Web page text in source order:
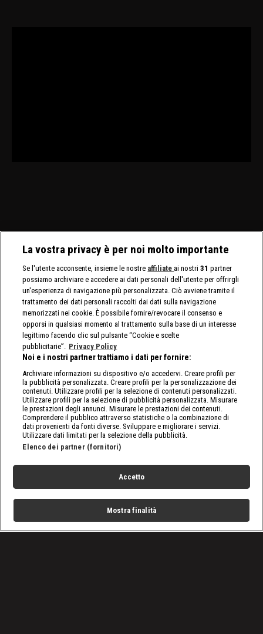
La vostra privacy è per noi molto importante
Se l'utente acconsente, insieme le nostre affiliate ai nostri31 partner
possiamo archiviare e accedere ai dati personali dell'utente per offrirgli
un'esperienza di navigazione più personalizzata. Ciò avviene tramite il
trattamento dei dati personali raccolti dai dati sulla navigazione
memorizzati nei cookie. È possibile fornire/revocare il consenso e
opporsi in qualsiasi momento al trattamento sulla base di un interesse
legittimo facendo clic sul pulsante “Cookie e scelte
pubblicitarie”. Privacy Policy
Noi e i nostri partner trattiamo i dati per fornire:
Archiviare informazioni su dispositivo e/o accedervi. Creare profili per
la pubblicità personalizzata. Creare profili per la personalizzazione dei
contenuti. Utilizzare profili per la selezione di contenuti personalizzati.
Utilizzare profili per la selezione di pubblicità personalizzata. Misurare
le prestazioni degli annunci. Misurare le prestazioni dei contenuti.
Comprendere il pubblico attraverso statistiche o la combinazione di
dati provenienti da fonti diverse. Sviluppare e migliorare i servizi.
Utilizzare dati limitati per la selezione della pubblicità.
Elenco dei partner (fornitori)
Accetto
Mostra finalità